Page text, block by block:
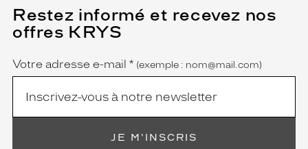
Restez informé et recevez nos
offres KRYS
Name
Votre adresse e-mail *
(Ce
champ
est
obligatoire)
(exemple : nom@mail.com)
JE M'INSCRIS